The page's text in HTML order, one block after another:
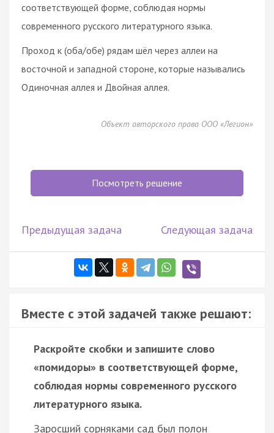
соответствующей форме, соблюдая нормы
современного русского литературного языка.
Проход к (оба/обе) рядам шёл через аллеи на
восточной и западной стороне, которые назывались
Одиночная аллея и Двойная аллея.
Объект авторского права ООО «Легион»
Посмотреть решение
Предыдущая задача Следующая задача
Вместе с этой задачей также решают:
Раскройте скобки и запишите слово
«помидоры» в соответствующей форме,
соблюдая нормы современного русского
литературного языка.
Заросший сорняками сад был полон